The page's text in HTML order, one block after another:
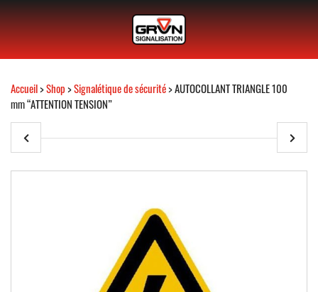
Accueil>Shop>Signalétique de sécurité> AUTOCOLLANT TRIANGLE 100
mm “ATTENTION TENSION”